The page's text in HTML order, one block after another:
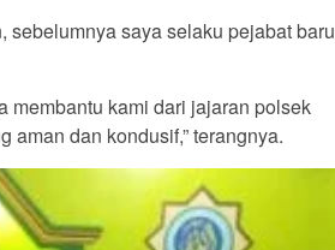
saya selaku pejabat baru
membantu kami dari jajaran polsek
aman dan kondusif,” terangnya.